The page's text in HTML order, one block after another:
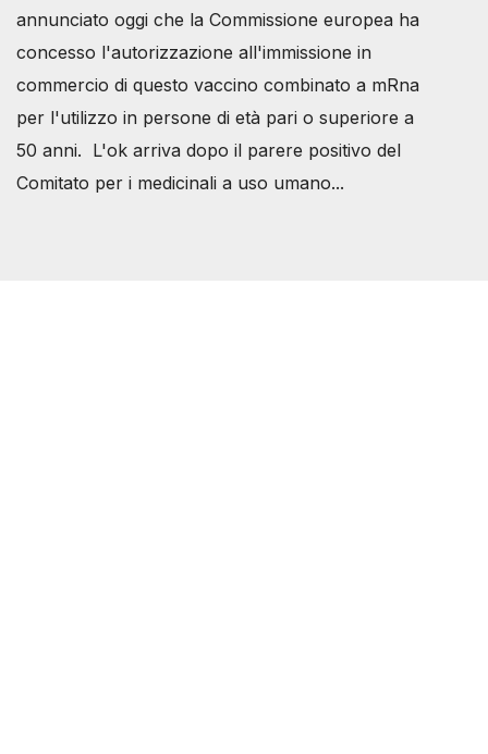
annunciato oggi che la Commissione europea ha
concesso l'autorizzazione all'immissione in
commercio di questo vaccino combinato a mRna
per l'utilizzo in persone di età pari o superiore a
50 anni. L'ok arriva dopo il parere positivo del
Comitato per i medicinali a uso umano...